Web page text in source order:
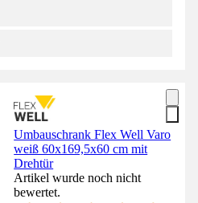
Umbauschrank Flex Well Varo
weiß 60x169,5x60 cm mit
Drehtür
Artikel wurde noch nicht
bewertet.